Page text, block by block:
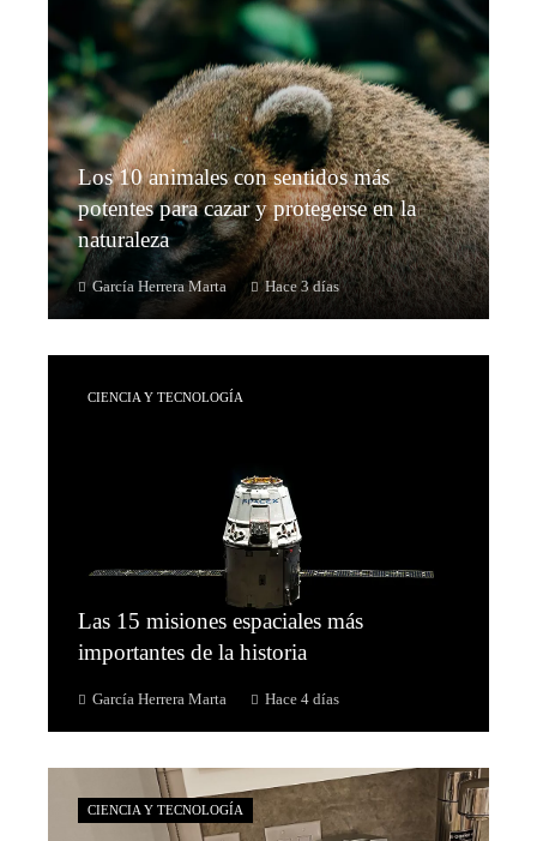
Los 10 animales con sentidos más
potentes para cazar y protegerse en la
naturaleza
García Herrera Marta Hace 3 días
CIENCIA Y TECNOLOGÍA
Las 15 misiones espaciales más
importantes de la historia
García Herrera Marta Hace 4 días
CIENCIA Y TECNOLOGÍA